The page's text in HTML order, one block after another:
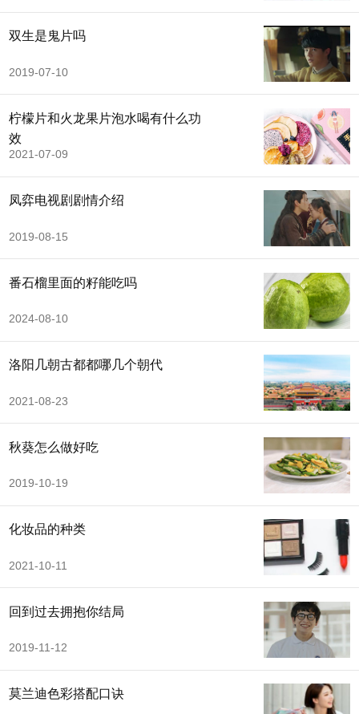
双生是鬼片吗
2019-07-10
柠檬片和火龙果片泡水喝有什么功
效
2021-07-09
凤弈电视剧剧情介绍
2019-08-15
番石榴里面的籽能吃吗
2024-08-10
洛阳几朝古都都哪几个朝代
2021-08-23
秋葵怎么做好吃
2019-10-19
化妆品的种类
2021-10-11
回到过去拥抱你结局
2019-11-12
莫兰迪色彩搭配口诀